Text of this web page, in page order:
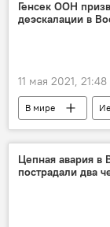
Генсек ООН
деэскалации в
11 мая 2021, 21:48
В мире
Цепная авария в
пострадали два